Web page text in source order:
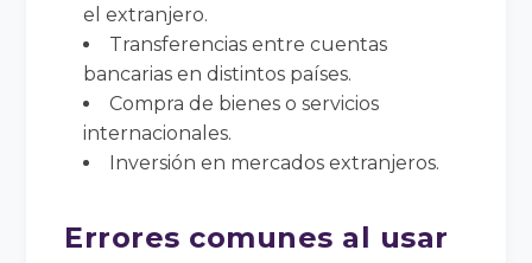
el extranjero.
Transferencias entre cuentas
bancarias en distintos países.
Compra de bienes o servicios
internacionales.
Inversión en mercados extranjeros.
Errores comunes al usar